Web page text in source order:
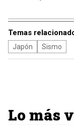
Temas
Japón Sismo
Lo más